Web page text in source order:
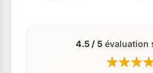
4.5 / 5évaluation